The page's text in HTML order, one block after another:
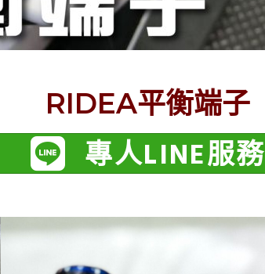
RIDEA平衡端子
專人LINE服務